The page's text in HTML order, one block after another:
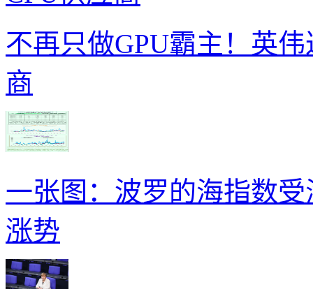
不再只做GPU霸主！英
商
一张图：波罗的海指数
涨势